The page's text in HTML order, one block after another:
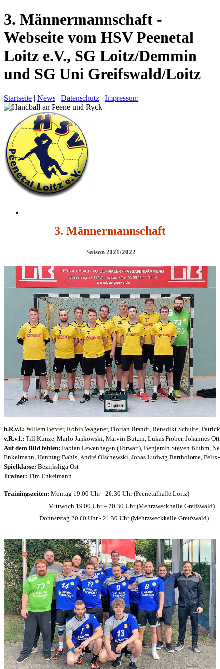
3. Männermannschaft -
Webseite vom HSV Peenetal
Loitz e.V., SG Loitz/Demmin
und SG Uni Greifswald/Loitz
Startseite | News | Datenschutz | Impressum
3. Männermannschaft
Saison 2021/2022
h.R.v.l.: Willem Benter, Robin Wagener, Florian Brandt, Benedikt Schulte,
v.R.v.l.: Till Kunze, Marlo Jankowski, Marvin Butzin, Lukas Pröber, Johannes
Auf dem Bild fehlen: Fabian Lewenhagen (Torwart), Benjamin Steven Bluhm,
Enkelmann, Henning Bahls, André Olschewski, Jonas Ludwig Bartholome,
Spielklasse: Bezirksliga Ost
Trainer: Tim Enkelmann
Trainingszeiten: Montag 19:00 Uhr - 20:30 Uhr (Peenetalhalle Loitz)
Mittwoch 19.00 Uhr – 20.30 Uhr (Mehrzweckhalle Greifswald)
Donnerstag 20.00 Uhr - 21.30 Uhr (Mehrzweckhalle Greifswald)